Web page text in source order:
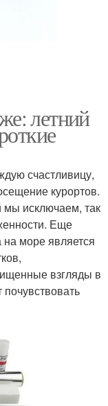
летний
счастливицу,
курортов.
мы исключаем, так
Еще
море является
взгляды в